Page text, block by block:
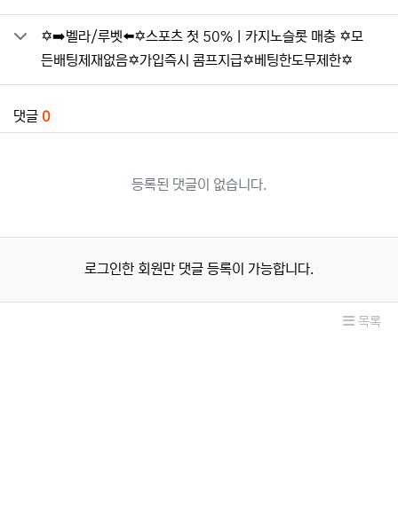
✡️➡️벨라/루벳⬅️✡️스포츠 첫 50%ㅣ카지노슬롯 매충 ✡️모
든배팅제재없음✡️가입즉시 콤프지급✡️베팅한도무제한✡️
댓글 0
등록된 댓글이 없습니다.
로그인한 회원만 댓글 등록이 가능합니다.
목록